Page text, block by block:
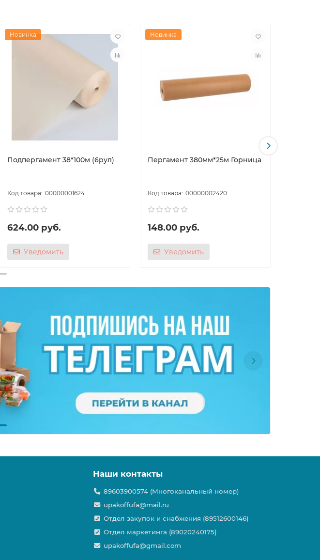
Новинка
Подпергамент 38*100м (6рул)
00000001624
624.00 руб.
Уведомить
Новинка
Пергамент 380мм*25м Горница
00000002420
148.00 руб.
Уведомить
Наши контакты
89603900574 (Многоканальный номер)
upakoffufa@mail.ru
Отдел закупок и снабжения (89512600146)
Отдел маркетинга (89020240175)
upakoffufa@gmail.com